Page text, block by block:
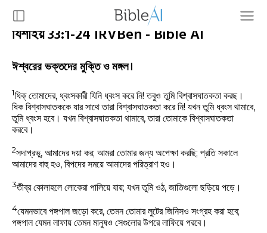
যিশাইয় 33:1-24 IRVBen - Bible AI
ঈশ্বরের ভক্তদের মুক্তি ও মঙ্গল।
1ধিক্ তোমাদের, ধ্বংসকারী যিনি ধ্বংস করে নি! তবুও তুমি বিশ্বাসঘাতকতা করছ।
ধিক বিশ্বাসঘাতককে যার সাথে তারা বিশ্বাসঘাতকতা করে নি! যখন তুমি ধ্বংস থামাবে,
তুমি ধ্বংস হবে। যখন বিশ্বাসঘাতকতা থামাবে, তারা তোমাকে বিশ্বাসঘাতকতা
করবে।
2সদাপ্রভু, আমাদের দয়া কর; আমরা তোমার জন্য অপেক্ষা করছি; প্রতি সকালে
আমাদের বাহু হও, বিপদের সময়ে আমাদের পরিত্রাণ হও।
3তীব্র কোলাহলে লোকেরা পালিয়ে যায়; যখন তুমি ওঠ, জাতিগুলো ছড়িয়ে পড়ে।
4যেমনভাবে পঙ্গপাল জড়ো করে, তেমন তোমার লুটের জিনিসও সংগ্রহ করা হবে;
পঙ্গপাল যেমন লাফায় তেমন মানুষও সেগুলোর উপরে লাফিয়ে পরবে।